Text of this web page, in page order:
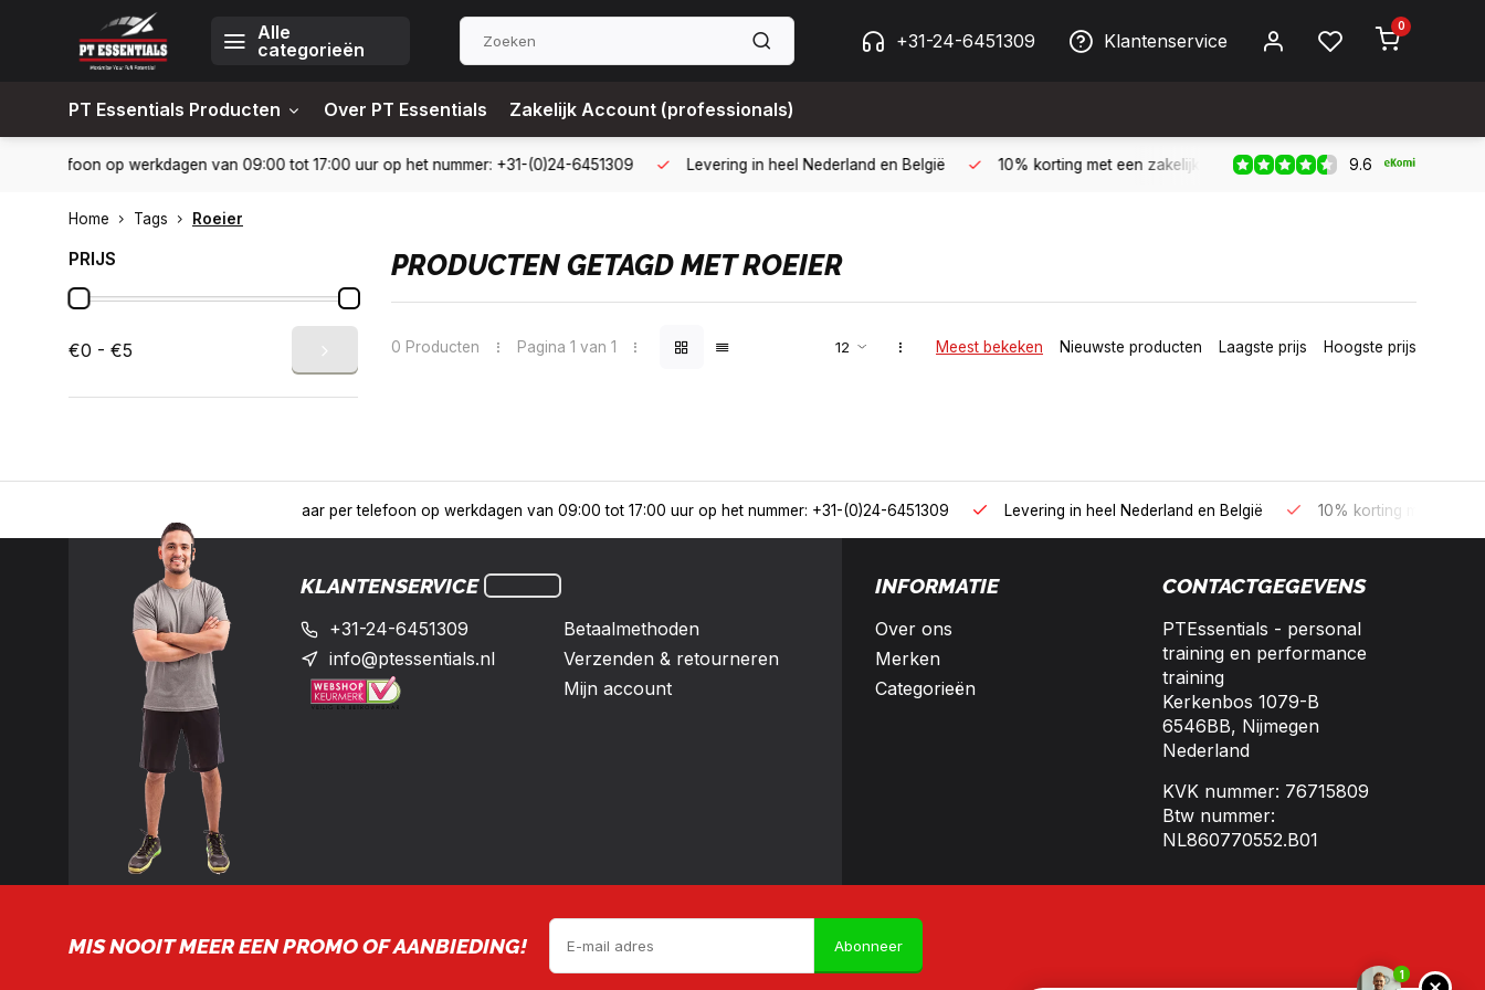
Alle
categorieën
+31-24-6451309 Klantenservice
0
PT Essentials Producten Over PT Essentials Zakelijk Account (professionals)
Levering in heel Nederland en België 10% korting met een zakelijk account B2B kopen op 30 dagen factuur met Biller! Bereikbaar per telefoon op werkdagen van 09:00 tot
9.6
Home Tags Roeier
PRIJS
€0 - €5
PRODUCTEN GETAGD MET ROEIER
0 Producten Pagina 1 van 1 Meest bekeken Nieuwste producten Laagste prijs Hoogste prijs
Levering in heel Nederland en België 10% korting met een zakelijk account B2B kopen op 30 dagen factuur met Biller! Bereikbaar per
KLANTENSERVICE
+31-24-6451309
info@ptessentials.nl
Betaalmethoden
Verzenden & retourneren
Mijn account
INFORMATIE
Over ons
Merken
Categorieën
CONTACTGEGEVENS
PTEssentials - personal
training en performance
training
Kerkenbos 1079-B
6546BB, Nijmegen
Nederland
KVK nummer: 76715809
Btw nummer:
NL860770552.B01
MIS NOOIT MEER EEN PROMO OF AANBIEDING! Abonneer
1